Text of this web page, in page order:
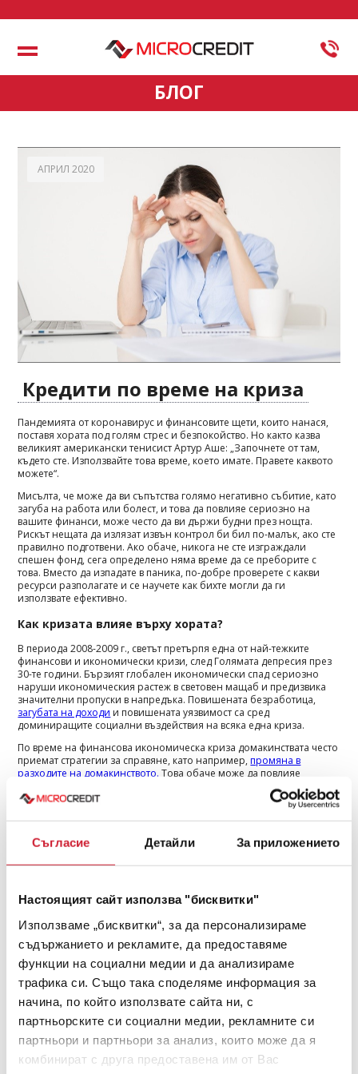
Съгласие Детайли За приложението
Настоящият сайт използва "бисквитки"
Използваме „бисквитки“, за да персонализираме
съдържанието и рекламите, да предоставяме
функции на социални медии и да анализираме
трафика си. Също така споделяме информация за
начина, по който използвате сайта ни, с
партньорските си социални медии, рекламните си
партньори и партньори за анализ, които може да я
комбинират с друга предоставена им от Вас
Меню
БЛОГ
АПРИЛ 2020
Кредити по време на криза
Пандемията от коронавирус и финансовите щети, които нанася,
поставя хората под голям стрес и безпокойство. Но както казва
великият американски тенисист Артур Аше: „Започнете от там,
където сте. Използвайте това време, което имате. Правете каквото
можете“.
Мисълта, че може да ви съпътства голямо негативно събитие, като
загуба на работа или болест, и това да повлияе сериозно на
вашите финанси, може често да ви държи будни през нощта.
Рискът нещата да излязат извън контрол би бил по-малък, ако сте
правилно подготвени. Ако обаче, никога не сте изграждали
спешен фонд, сега определено няма време да се преборите с
това. Вместо да изпадате в паника, по-добре проверете с какви
ресурси разполагате и се научете как бихте могли да ги
използвате ефективно.
Как кризата влияе върху хората?
В периода 2008-2009 г., светът претърпя една от най-тежките
финансови и икономически кризи, след Голямата депресия през
30-те години. Бързият глобален икономически спад сериозно
наруши икономическия растеж в световен мащаб и предизвика
значителни пропуски в напредъка. Повишената безработица,
загубата на доходи и повишената уязвимост са сред
доминиращите социални въздействия на всяка една криза.
По време на финансова икономическа криза домакинствата често
приемат стратегии за справяне, като например,промяна в
разходите на домакинството. Това обаче може да повлияе
Важно е внимателно да прецените всички възможни съкращения
на бюджета и би било разумно да избягвате тези, които в крайна
теглене на кредит илирефинансиране на стар. Още повече, че в
момента банките и фирмите за бързи кредити предлагат доста
добри условия. Прегледайте офертите на различните кредитори и
проверете от кои опции може да се възползвате. Повечето от
компаниите за бързи кредити предлагат и онлайн услуги. Ако
загубите работата си или доходите ви паднат значително,
тегленето на дългосрочен банков заем, може би не е най-
доброто решение. Небанковите институции за бързи кредити
предоставят възможност за бързо и лесно получаване на
финансова помощ, като с парите може да разполагате още в деня
на кандидатстването. Този вид кредити обикновено са
краткосрочни, а дължимите суми не са много високи.
Вероятността да го изплатите безпроблемно е по-голяма,
отколкото при дългосрочните заеми. И все пак, избягвайте да